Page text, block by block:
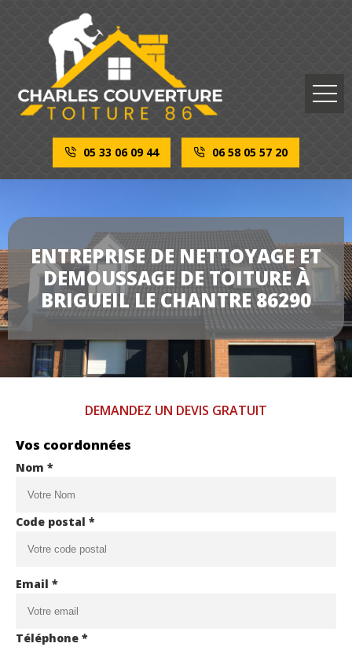
05 33 06 09 44 06 58 05 57 20
ENTREPRISE DE NETTOYAGE ET
DEMOUSSAGE DE TOITURE À
BRIGUEIL LE CHANTRE 86290
DEMANDEZ UN DEVIS GRATUIT
Vos coordonnées
Nom *
Code postal *
Email *
Téléphone *